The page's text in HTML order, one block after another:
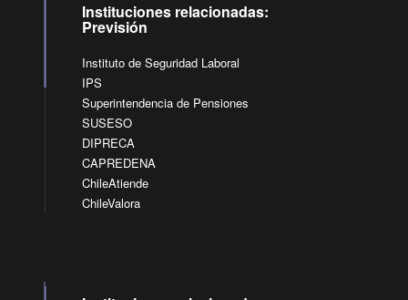
Instituciones relacionadas:
Previsión
Instituto de Seguridad Laboral
IPS
Superintendencia de Pensiones
SUSESO
DIPRECA
CAPREDENA
ChileAtiende
ChileValora